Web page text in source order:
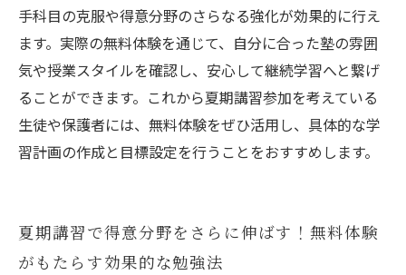
手科目の克服や得意分野のさらなる強化が効果的に行え
ます。実際の無料体験を通じて、自分に合った塾の雰囲
気や授業スタイルを確認し、安心して継続学習へと繋げ
ることができます。これから夏期講習参加を考えている
生徒や保護者には、無料体験をぜひ活用し、具体的な学
習計画の作成と目標設定を行うことをおすすめします。
夏期講習で得意分野をさらに伸ばす！無料体験
がもたらす効果的な勉強法